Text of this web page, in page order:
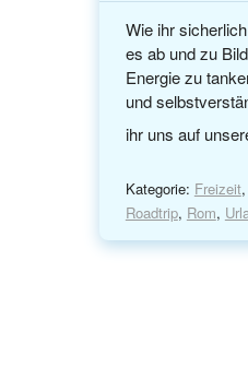
Wie ihr
es ab und zu
Energie zu
und
ihr uns auf
Kategorie: Freizeit,
Roadtrip, Rom,